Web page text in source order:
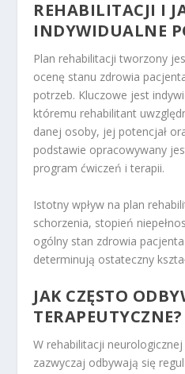
REHABILITACJI I
INDYWIDUALNE
Plan rehabilitacji tworzony
ocenę stanu zdrowia
potrzeb. Kluczowe jest
któremu rehabilitant
danej osoby, jej potencjał
podstawie opracowywany
program ćwiczeń i terapii.
Istotny wpływ na plan
schorzenia, stopień
ogólny stan zdrowia
determinują ostateczny
JAK CZĘSTO
TERAPEUTYCZNE?
W rehabilitacji
zazwyczaj odbywają się